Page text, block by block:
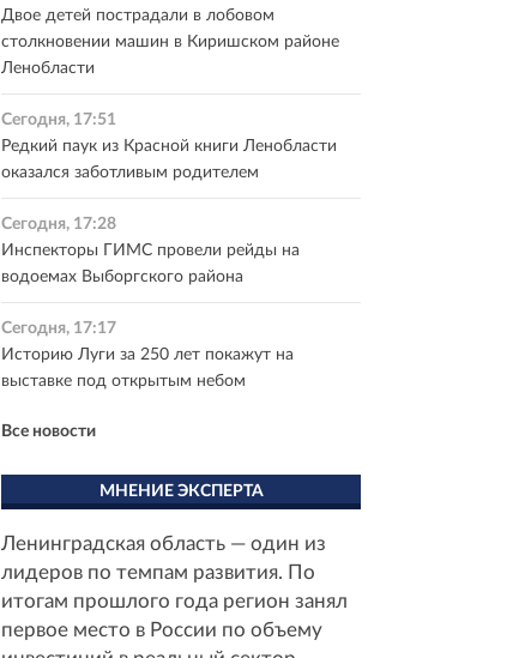
Двое детей пострадали в лобовом
столкновении машин в Киришском районе
Ленобласти
Сегодня, 17:51
Редкий паук из Красной книги Ленобласти
оказался заботливым родителем
Сегодня, 17:28
Инспекторы ГИМС провели рейды на
водоемах Выборгского района
Сегодня, 17:17
Историю Луги за 250 лет покажут на
выставке под открытым небом
Все новости
МНЕНИЕ ЭКСПЕРТА
Ленинградская область — один из
лидеров по темпам развития. По
итогам прошлого года регион занял
первое место в России по объему